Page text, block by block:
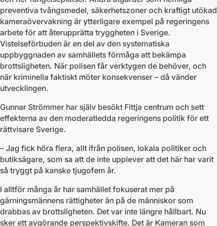
preventiva tvångsmedel, säkerhetszoner och kraftigt utökad
kameraövervakning är ytterligare exempel på regeringens
arbete för att återupprätta tryggheten i Sverige.
Vistelseförbuden är en del av den systematiska
uppbyggnaden av samhällets förmåga att bekämpa
brottsligheten. När polisen får verktygen de behöver, och
när kriminella faktiskt möter konsekvenser – då vänder
utvecklingen.
Gunnar Strömmer har själv besökt Fittja centrum och sett
effekterna av den moderatledda regeringens politik för ett
rättvisare Sverige.
– Jag fick höra flera, allt ifrån polisen, lokala politiker och
butiksägare, som sa att de inte upplever att det här har varit
så tryggt på kanske tjugofem år.
I alltför många år har samhället fokuserat mer på
gärningsmännens rättigheter än på de människor som
drabbas av brottsligheten. Det var inte längre hållbart. Nu
sker ett avgörande perspektivskifte. Det är Kameran som